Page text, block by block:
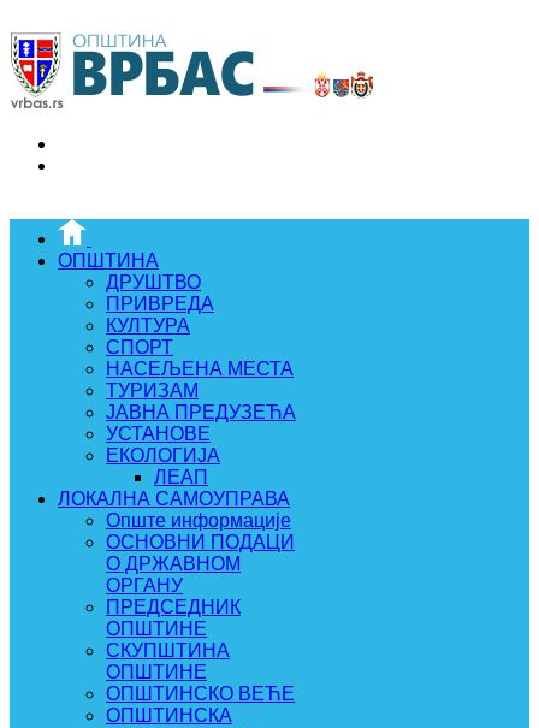
ОПШТИНА
ДРУШТВО
ПРИВРЕДА
КУЛТУРА
СПОРТ
НАСЕЉЕНА МЕСТА
ТУРИЗАМ
ЈАВНА ПРЕДУЗЕЋА
УСТАНОВЕ
ЕКОЛОГИЈА
ЛЕАП
ЛОКАЛНА САМОУПРАВА
Опште информације
ОСНОВНИ ПОДАЦИ
О ДРЖАВНОМ
ОРГАНУ
ПРЕДСЕДНИК
ОПШТИНЕ
СКУПШТИНА
ОПШТИНЕ
ОПШТИНСКО ВЕЋЕ
ОПШТИНСКА